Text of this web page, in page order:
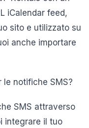
iCalendar feed,
sito e utilizzato su
anche importare
le notifiche SMS?
SMS attraverso
integrare il tuo